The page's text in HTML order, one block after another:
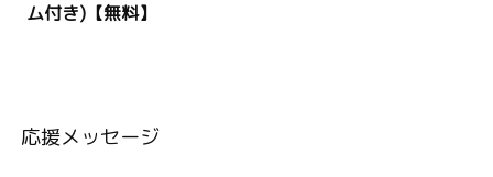
ム付き)【無料】
応援メッセージ